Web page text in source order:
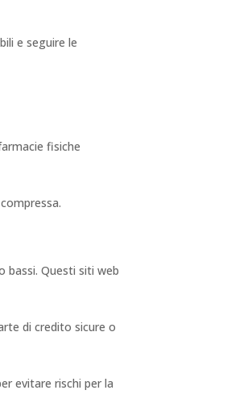
e seguire le
fisiche
bassi. Questi siti web
di credito sicure o
evitare rischi per la